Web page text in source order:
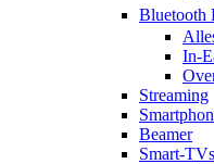
Bluetooth
In-
Streaming
Beamer
Smart-TVs